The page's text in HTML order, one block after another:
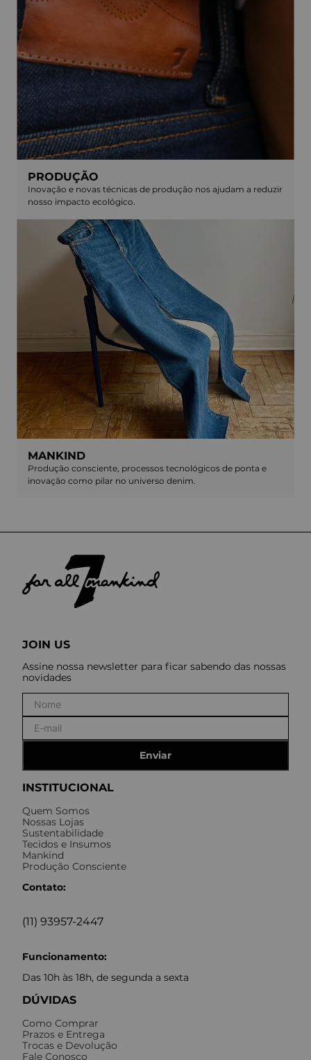
PRODUÇÃO
Inovação e novas técnicas de produção nos ajudam a reduzir
nosso impacto ecológico.
MANKIND
Produção consciente, processos tecnológicos de ponta e
inovação como pilar no universo denim.
INSTITUCIONAL
Quem Somos
Nossas Lojas
Sustentabilidade
Tecidos e Insumos
Mankind
Produção Consciente
Contato:
(11) 93957-2447
Funcionamento:
Das 10h às 18h, de segunda a sexta
DÚVIDAS
Como Comprar
Prazos e Entrega
Trocas e Devolução
Fale Conosco
JOIN US
Assine nossa newsletter para ficar sabendo das nossas
novidades
Enviar